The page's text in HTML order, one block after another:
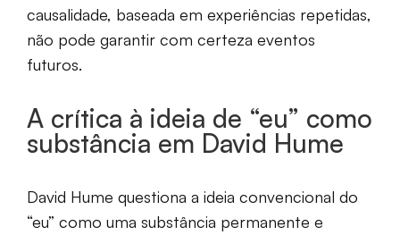
causalidade, baseada em experiências repetidas,
não pode garantir com certeza eventos
futuros.
A crítica à ideia de “eu” como
substância em David Hume
David Hume questiona a ideia convencional do
“eu” como uma substância permanente e